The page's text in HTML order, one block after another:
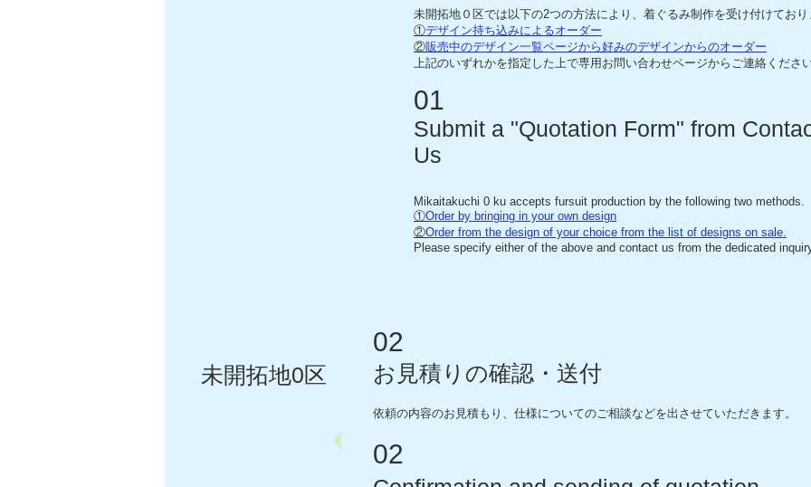
未開拓地０区では以下の2つの方法により、着ぐるみ制作を受け付けており
①デザイン持ち込みによるオーダー
②販売中のデザイン一覧ページから好みのデザインからのオーダー
上記のいずれかを指定した上で専用 お問い合わせページからご連絡ください
01
Submit a "Quotation Form" from
Us
Mikaitakuchi 0 ku accepts fursuit production by the following two methods.
①Order by bringing in your own design
②Order from the design of your choice from the list of designs on sale.
Please specify either of the above and contact us from the dedicated
未開拓地0区
02
お 見積りの確認・送付
依頼の内容のお見積もり、仕様についてのご相談などを出させていただきます。
02